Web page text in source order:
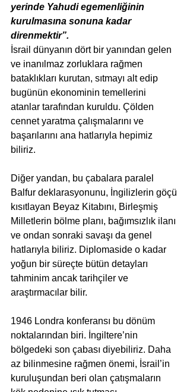
yerinde Yahudi egemenliğinin
kurulmasına sonuna kadar
direnmektir”.
İsrail dünyanın dört bir yanından gelen
ve inanılmaz zorluklara rağmen
bataklıkları kurutan, sıtmayı alt edip
bugünün ekonominin temellerini
atanlar tarafından kuruldu. Çölden
cennet yaratma çalışmalarını ve
başarılarını ana hatlarıyla hepimiz
biliriz.
Diğer yandan, bu çabalara paralel
Balfur deklarasyonunu, İngilizlerin göçü
kısıtlayan Beyaz Kitabını, Birleşmiş
Milletlerin bölme planı, bağımsızlık ilanı
ve ondan sonraki savaşı da genel
hatlarıyla biliriz. Diplomaside o kadar
yoğun bir süreçte bütün detayları
tahminim ancak tarihçiler ve
araştırmacılar bilir.
1946 Londra konferansı bu dönüm
noktalarından biri. İngiltere’nin
bölgedeki son çabası diyebiliriz. Daha
az bilinmesine rağmen önemi, İsrail’in
kuruluşundan beri olan çatışmaların